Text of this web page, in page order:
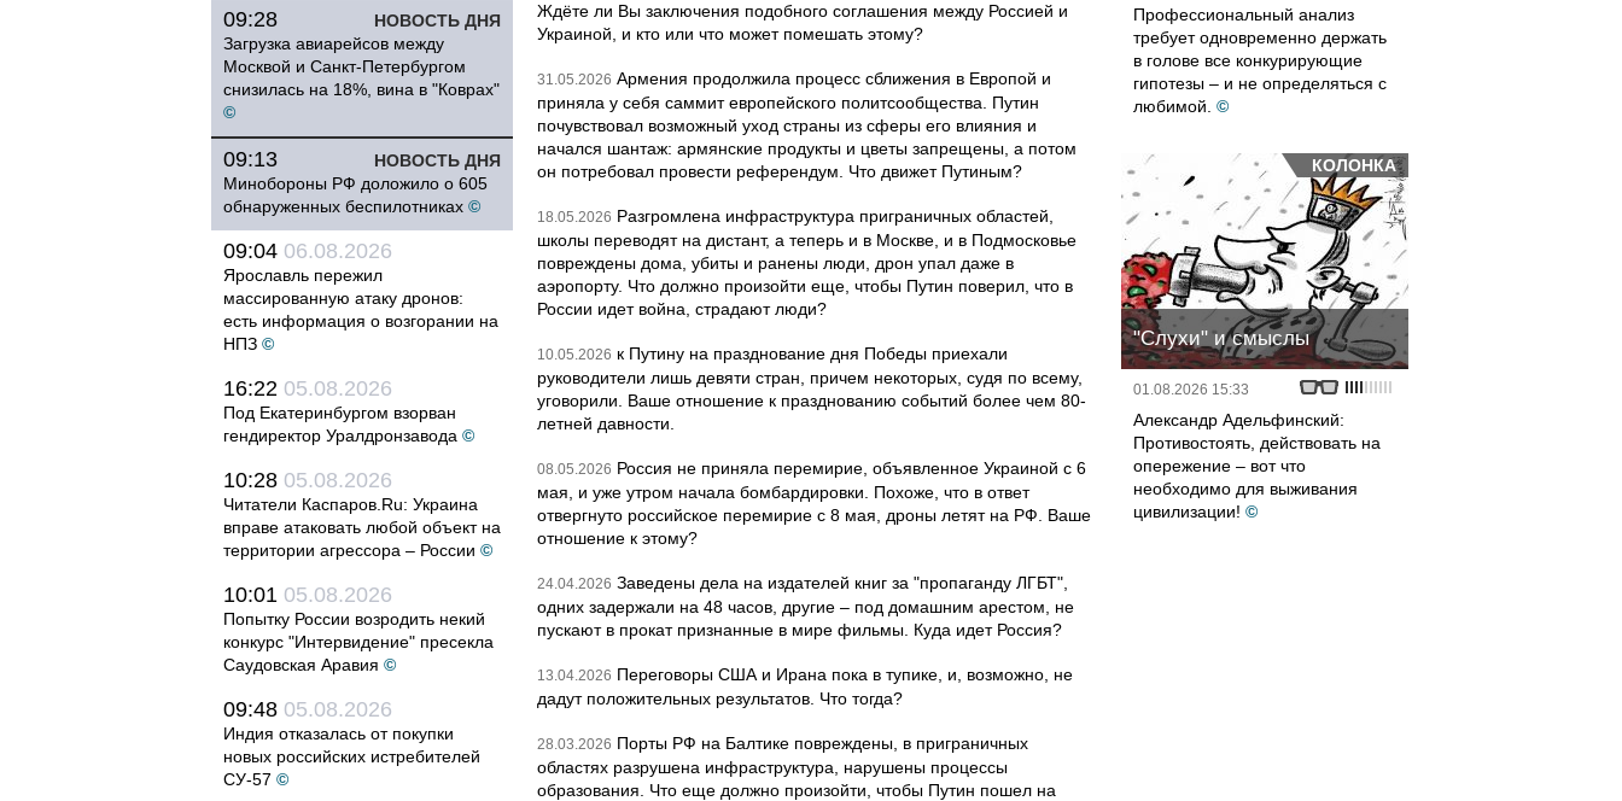
НОВОСТЬ ДНЯ
09:28
Загрузка авиарейсов между
Москвой и Санкт-Петербургом
снизилась на 18%, вина в "Коврах"
©
НОВОСТЬ ДНЯ
09:13
Минобороны РФ доложило о 605
обнаруженных беспилотниках ©
09:04 06.08.2026
Ярославль пережил
массированную атаку дронов:
есть информация о возгорании на
НПЗ ©
16:22 05.08.2026
Под Екатеринбургом взорван
гендиректор Уралдронзавода ©
10:28 05.08.2026
Читатели Каспаров.Ru: Украина
вправе атаковать любой объект на
территории агрессора – России ©
10:01 05.08.2026
Попытку России возродить некий
конкурс "Интервидение" пресекла
Саудовская Аравия ©
09:48 05.08.2026
Индия отказалась от покупки
новых российских истребителей
СУ-57 ©
Ждёте ли Вы заключения подобного соглашения между Россией и
Украиной, и кто или что может помешать этому?
31.05.2026 Армения продолжила процесс сближения в Европой и
приняла у себя саммит европейского политсообщества. Путин
почувствовал возможный уход страны из сферы его влияния и
начался шантаж: армянские продукты и цветы запрещены, а потом
он потребовал провести референдум. Что движет Путиным?
18.05.2026 Разгромлена инфраструктура приграничных областей,
школы переводят на дистант, а теперь и в Москве, и в Подмосковье
повреждены дома, убиты и ранены люди, дрон упал даже в
аэропорту. Что должно произойти еще, чтобы Путин поверил, что в
России идет война, страдают люди?
10.05.2026 к Путину на празднование дня Победы приехали
руководители лишь девяти стран, причем некоторых, судя по всему,
уговорили. Ваше отношение к празднованию событий более чем 80-
летней давности.
08.05.2026 Россия не приняла перемирие, объявленное Украиной с 6
мая, и уже утром начала бомбардировки. Похоже, что в ответ
отвергнуто российское перемирие с 8 мая, дроны летят на РФ. Ваше
отношение к этому?
24.04.2026 Заведены дела на издателей книг за "пропаганду ЛГБТ",
одних задержали на 48 часов, другие – под домашним арестом, не
пускают в прокат признанные в мире фильмы. Куда идет Россия?
13.04.2026 Переговоры США и Ирана пока в тупике, и, возможно, не
дадут положительных результатов. Что тогда?
28.03.2026 Порты РФ на Балтике повреждены, в приграничных
областях разрушена инфраструктура, нарушены процессы
образования. Что еще должно произойти, чтобы Путин пошел на
Профессиональный анализ
требует одновременно держать
в голове все конкурирующие
гипотезы – и не определяться с
любимой. ©
КОЛОНКА
"Слухи" и смыслы
01.08.2026 15:33
Александр Адельфинский:
Противостоять, действовать на
опережение – вот что
необходимо для выживания
цивилизации! ©